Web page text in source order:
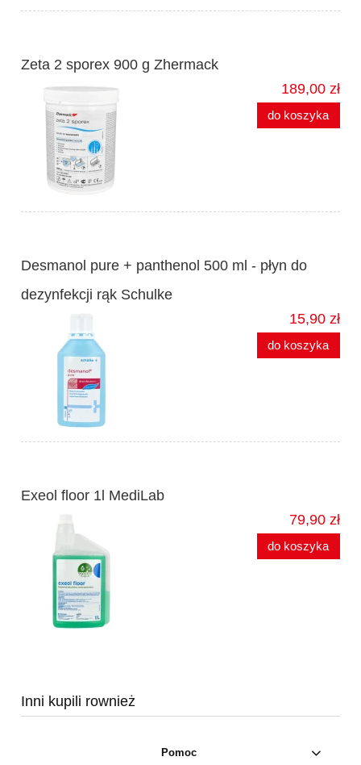
Zeta 2 sporex 900 g Zhermack
189,00 zł
do koszyka
Desmanol pure + panthenol 500 ml - płyn do
dezynfekcji rąk Schulke
15,90 zł
do koszyka
Exeol floor 1l MediLab
79,90 zł
do koszyka
Inni kupili rownież
Pomoc